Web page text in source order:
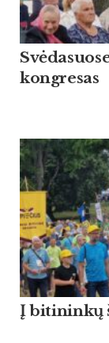
kongresas
Į bitininkų